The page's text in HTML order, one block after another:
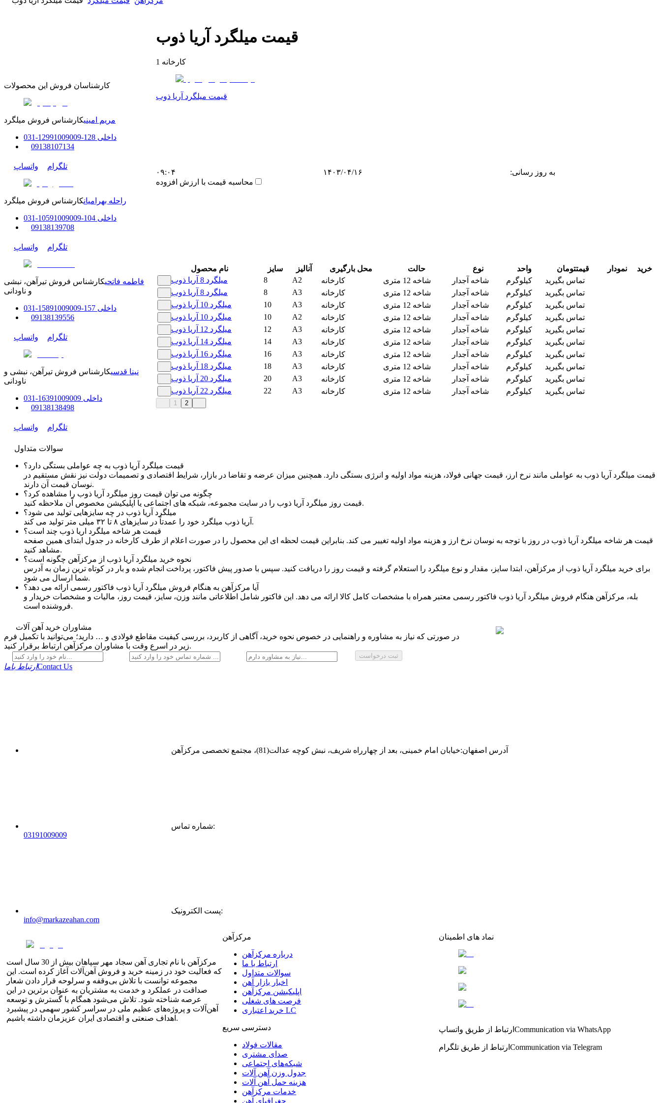
قیمت میلگرد آریا ذوب
1 کارخانه
قیمت میلگرد آریا ذوب
به روز رسانی: ۱۴۰۳/۰۴/۱۶
۰۹:۰۴
محاسبه قیمت با ارزش افزوده
نام محصول سایز آنالیز محل بارگیری حالت نوع واحد قیمتتومان نمودار
خرید
میلگرد 8 آریا ذوب
8 A2 کارخانه شاخه 12 متری شاخه آجدار کیلوگرم
تماس بگیرید
میلگرد 8 آریا ذوب
8 A3 کارخانه شاخه 12 متری شاخه آجدار کیلوگرم
تماس بگیرید
میلگرد 10 آریا ذوب
10 A3 کارخانه شاخه 12 متری شاخه آجدار کیلوگرم
تماس بگیرید
میلگرد 10 آریا ذوب
10 A2 کارخانه شاخه 12 متری شاخه آجدار کیلوگرم
تماس بگیرید
میلگرد 12 آریا ذوب
12 A3 کارخانه شاخه 12 متری شاخه آجدار کیلوگرم
تماس بگیرید
میلگرد 14 آریا ذوب
14 A3 کارخانه شاخه 12 متری شاخه آجدار کیلوگرم
تماس بگیرید
میلگرد 16 آریا ذوب
16 A3 کارخانه شاخه 12 متری شاخه آجدار کیلوگرم
تماس بگیرید
میلگرد 18 آریا ذوب
18 A3 کارخانه شاخه 12 متری شاخه آجدار کیلوگرم
تماس بگیرید
میلگرد 20 آریا ذوب
20 A3 کارخانه شاخه 12 متری شاخه آجدار کیلوگرم
تماس بگیرید
میلگرد 22 آریا ذوب
22 A3 کارخانه شاخه 12 متری شاخه آجدار کیلوگرم تماس بگیرید
1 2
کارشناسان فروش این محصولات
مریم امینیکارشناس فروش میلگرد
داخلی 128-129
91009009
-
031
09138107134
تلگرام واتساپ
راحله بهرامیانکارشناس فروش میلگرد
داخلی 104-105
91009009
-
031
09138139708
تلگرام واتساپ
فاطمه فاتحیکارشناس فروش تیرآهن، نبشی
و ناودانی
داخلی 157-158
91009009
-
031
09138139556
تلگرام واتساپ
نینا قدسیکارشناس فروش تیرآهن، نبشی و
ناودانی
داخلی 16391009009
-
031
09138138498
تلگرام واتساپ
سوالات متداول
قیمت میلگرد آریا ذوب به چه عواملی بستگی دارد؟
قیمت میلگرد آریا ذوب به عواملی مانند نرخ ارز، قیمت جهانی فولاد، هزینه مواد اولیه و انرژی بستگی دارد. همچنین میزان عرضه و تقاضا در بازار، شرایط اقتصادی و تصمیمات دولت نیز نقش مستقیم در
نوسان قیمت آن دارند.
چگونه می توان قیمت روز میلگرد آریا ذوب را مشاهده کرد؟
قیمت روز میلگرد آریا ذوب را در سایت مجموعه، شبکه های اجتماعی یا اپلیکیشن مخصوص آن ملاحظه کنید.
میلگرد آریا ذوب در چه سایزهایی تولید می شود؟
آریا ذوب میلگرد خود را عمدتاً در سایزهای ۸ تا ۳۲ میلی‌ متر تولید می ‌کند.
قیمت هر شاخه میلگرد اریا ذوب چند است؟
قیمت هر شاخه میلگرد آریا ذوب در روز با توجه به نوسان نرخ ارز و هزینه مواد اولیه تغییر می ‌کند. بنابراین قیمت لحظه ای این محصول را در صورت اعلام از طرف کارخانه در جدول ابتدای همین صفحه
مشاهد کنید.
نحوه خرید میلگرد آریا ذوب از مرکزآهن چگونه است؟
برای خرید میلگرد آریا ذوب از مرکزآهن، ابتدا سایز، مقدار و نوع میلگرد را استعلام گرفته و قیمت روز را دریافت ‌کنید. سپس با صدور پیش ‌فاکتور، پرداخت انجام شده و بار در کوتاه ‌ترین زمان به آدرس
شما ارسال می‌ شود.
بله، مرکزآهن هنگام فروش میلگرد آریا ذوب فاکتور رسمی معتبر همراه با مشخصات کامل کالا ارائه می ‌دهد. این فاکتور شامل اطلاعاتی مانند وزن، سایز، قیمت روز، مالیات و مشخصات خریدار و
فروشنده است.
مشاوران خرید آهن آلات
در صورتی که نیاز به مشاوره و راهنمایی در خصوص نحوه خرید، آگاهی از کاربرد، بررسی کیفیت مقاطع فولادی و … دارید؛ می‌توانید با تکمیل فرم
زیر در اسرع وقت با مشاوران مرکزآهن ارتباط برقرار کنید.
ثبت درخواست
ارتباط باماContact Us
آدرس اصفهان:خیابان امام خمینی، بعد از چهارراه شریف، نبش کوچه عدالت(81)، مجتمع تخصصی مرکزآهن
شماره تماس:
03191009009
پست الکترونیک:
info@markazeahan.com
مرکزآهن با نام تجاری آهن سجاد مهر سپاهان بیش از 30 سال است
که فعالیت خود در زمینه خرید و فروش آهن‌آلات آغاز کرده است. این
مجموعه توانست با تلاش بی‌وقفه و سرلوحه قرار دادن شعار
صداقت در عملکرد و خدمت به مشتریان به عنوان برترین در این
عرصه شناخته شود. تلاش می‌شود همگام با گسترش و توسعه
آهن‌آلات و پروژه‌های عظیم ملی در سراسر کشور سهمی در پیشبرد
اهداف صنعتی و اقتصادی ایران عزیزمان داشته باشیم.
مرکزآهن
درباره مرکزآهن
ارتباط با ما
سوالات متداول
اخبار بازار آهن
اپلیکیشن مرکزآهن
فرصت های شغلی
خرید اعتباری LC
دسترسی سریع
مقالات فولاد
صدای مشتری
شبکه‌های اجتماعی
جدول وزن آهن آلات
هزینه حمل آهن آلات
خدمات مرکزآهن
جغرافیای آهن
نماد های اطمینان
ارتباط از طریق واتساپ Communication via WhatsApp
ارتباط از طریق تلگرام Communication via Telegram